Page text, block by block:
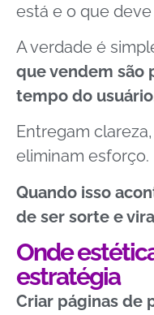
está e o que deve
A verdade é
que vendem são
tempo do usuário
Entregam
eliminam esforço.
Quando isso
de ser sorte e
Onde
estratégia
Criar páginas de